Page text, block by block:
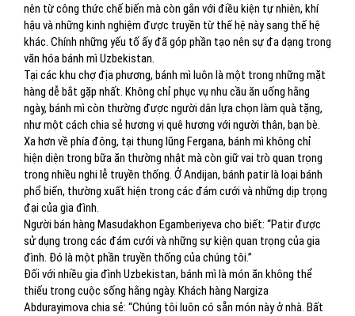
nên từ công thức chế biến mà còn gắn với điều kiện tự nhiên, khí
hậu và những kinh nghiệm được truyền từ thế hệ này sang thế hệ
khác. Chính những yếu tố ấy đã góp phần tạo nên sự đa dạng trong
văn hóa bánh mì Uzbekistan.
Tại các khu chợ địa phương, bánh mì luôn là một trong những mặt
hàng dễ bắt gặp nhất. Không chỉ phục vụ nhu cầu ăn uống hằng
ngày, bánh mì còn thường được người dân lựa chọn làm quà tặng,
như một cách chia sẻ hương vị quê hương với người thân, bạn bè.
Xa hơn về phía đông, tại thung lũng Fergana, bánh mì không chỉ
hiện diện trong bữa ăn thường nhật mà còn giữ vai trò quan trọng
trong nhiều nghi lễ truyền thống. Ở Andijan, bánh patir là loại bánh
phổ biến, thường xuất hiện trong các đám cưới và những dịp trọng
đại của gia đình.
Người bán hàng Masudakhon Egamberiyeva cho biết: “Patir được
sử dụng trong các đám cưới và những sự kiện quan trọng của gia
đình. Đó là một phần truyền thống của chúng tôi.”
Đối với nhiều gia đình Uzbekistan, bánh mì là món ăn không thể
thiếu trong cuộc sống hằng ngày. Khách hàng Nargiza
Abdurayimova chia sẻ: “Chúng tôi luôn có sẵn món này ở nhà. Bất